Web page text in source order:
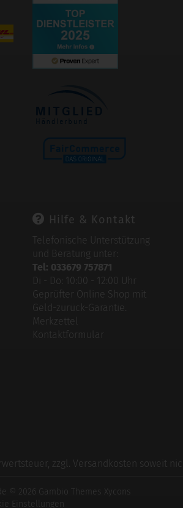
Hilfe & Kontakt
Telefonische Unterstützung
und Beratung unter:
Tel: 033679 757871
Di - Do: 10:00 - 12:00 Uhr
Geprüfter Online Shop mit
Geld-zurück-Garantie.
Merkzettel
Kontaktformular
zzgl. Versandkosten soweit
© 2026 Gambio Themes
Xycons
Einstellungen